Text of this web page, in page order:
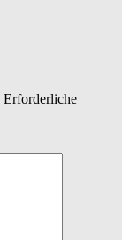
Erforderliche